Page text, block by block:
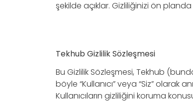
şekilde açıklar. Gizliliğinizi ön
Tekhub Gizlilik Sözleşmesi
Bu Gizlilik Sözleşmesi, Tekhub
böyle “Kullanıcı” veya “Siz” olarak
Kullanıcıların gizliliğini koruma